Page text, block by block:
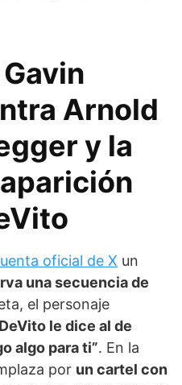
Arnold
y la
oficial de X un
una secuencia de
el personaje
le dice al de
algo para ti”. En la
por un cartel con